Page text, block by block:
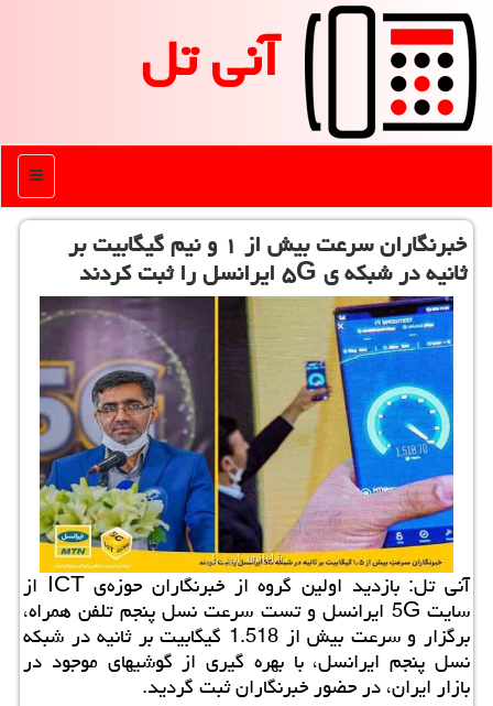
آنی تل
منو
خبرنگاران سرعت بیش از ۱ و نیم گیگابیت بر
ثانیه در شبكه ی ۵G ایرانسل را ثبت كردند
آنی تل: بازدید اولین گروه از خبرنگاران حوزه‌ی ICT از
سایت 5G ایرانسل و تست سرعت نسل پنجم تلفن همراه،
برگزار و سرعت بیش از 1.518 گیگابیت بر ثانیه در شبكه
نسل پنجم ایرانسل، با بهره گیری از گوشیهای موجود در
بازار ایران، در حضور خبرنگاران ثبت گردید.